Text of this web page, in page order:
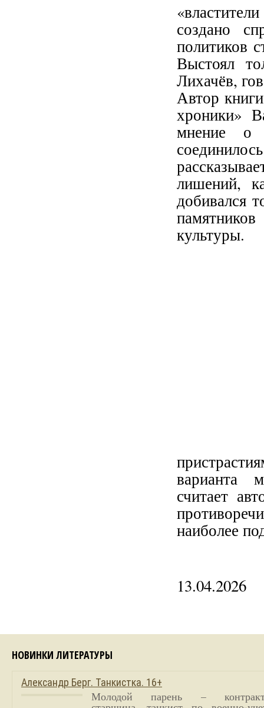
создано
политиков
Выстоял
Лихачёв,
Автор
хроники»
мнение о
лишений,
добивался
культуры.
варианта
считает
наиболее
13.04.2026
НОВИНКИ ЛИТЕРАТУРЫ
Александр Берг. Танкистка. 16+
Молодой парень –